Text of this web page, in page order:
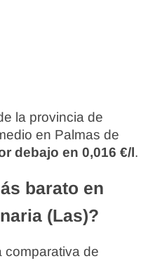
la provincia de
en Palmas de
debajo en 0,016 €/l.
barato en
(Las)?
comparativa de